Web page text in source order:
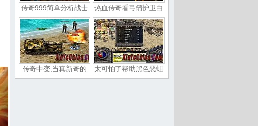
传奇999简单分析战士 热血传奇看弓箭护卫白
传奇中变,当真新奇的 太可怕了帮助黑色恶蛆